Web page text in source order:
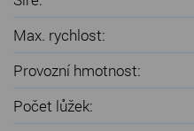
Max. rychlost:
Provozní hmotnost:
Počet lůžek: